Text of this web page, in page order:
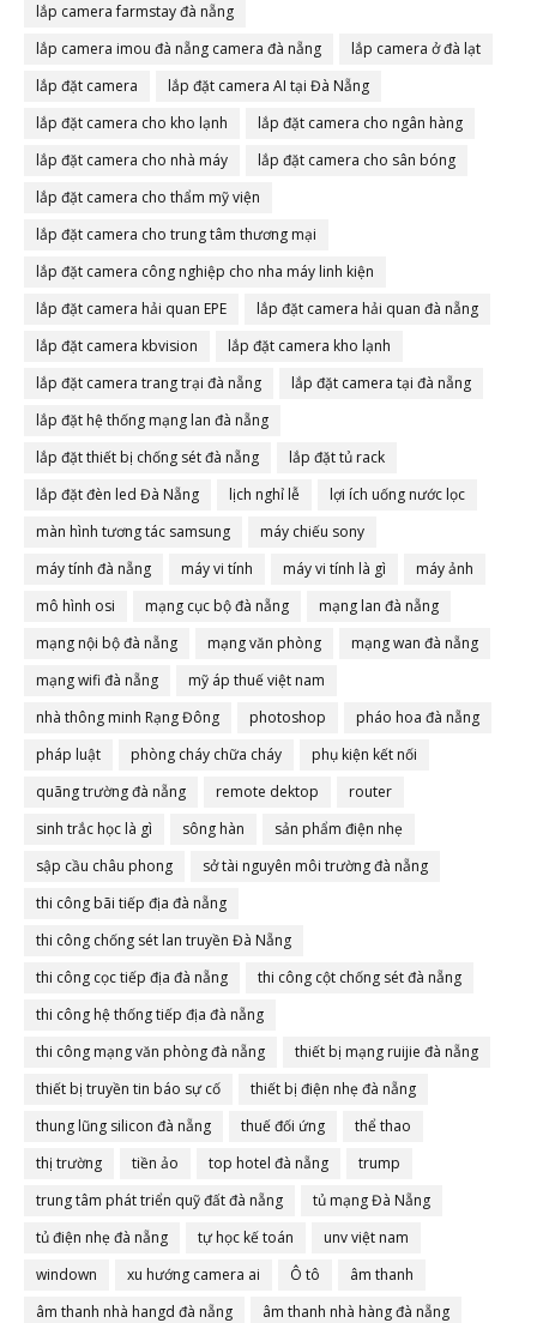
lắp camera farmstay đà nẵng
lắp camera imou đà nẵng camera đà nẵng
lắp camera ở đà lạt
lắp đặt camera
lắp đặt camera AI tại Đà Nẵng
lắp đặt camera cho kho lạnh
lắp đặt camera cho ngân hàng
lắp đặt camera cho nhà máy
lắp đặt camera cho sân bóng
lắp đặt camera cho thẩm mỹ viện
lắp đặt camera cho trung tâm thương mại
lắp đặt camera công nghiệp cho nha máy linh kiện
lắp đặt camera hải quan EPE
lắp đặt camera hải quan đà nẵng
lắp đặt camera kbvision
lắp đặt camera kho lạnh
lắp đặt camera trang trại đà nẵng
lắp đặt camera tại đà nẵng
lắp đặt hệ thống mạng lan đà nẵng
lắp đặt thiết bị chống sét đà nẵng
lắp đặt tủ rack
lắp đặt đèn led Đà Nẵng
lịch nghỉ lễ
lợi ích uống nước lọc
màn hình tương tác samsung
máy chiếu sony
máy tính đà nẵng
máy vi tính máy vi tính là gì
máy ảnh
mô hình osi
mạng cục bộ đà nẵng
mạng lan đà nẵng
mạng nội bộ đà nẵng
mạng văn phòng
mạng wan đà nẵng
mạng wifi đà nẵng
mỹ áp thuế việt nam
nhà thông minh Rạng Đông
photoshop
pháo hoa đà nẵng
pháp luật
phòng cháy chữa cháy
phụ kiện kết nối
quãng trường đà nẵng
remote dektop
router
sinh trắc học là gì
sông hàn
sản phẩm điện nhẹ
sập cầu châu phong
sở tài nguyên môi trường đà nẵng
thi công bãi tiếp địa đà nẵng
thi công chống sét lan truyền Đà Nẵng
thi công cọc tiếp địa đà nẵng
thi công cột chống sét đà nẵng
thi công hệ thống tiếp địa đà nẵng
thi công mạng văn phòng đà nẵng
thiết bị mạng ruijie đà nẵng
thiết bị truyền tin báo sự cố
thiết bị điện nhẹ đà nẵng
thung lũng silicon đà nẵng
thuế đối ứng
thể thao
thị trường
tiền ảo top hotel đà nẵng
trump
trung tâm phát triển quỹ đất đà nẵng
tủ mạng Đà Nẵng
tủ điện nhẹ đà nẵng
tự học kế toán
unv việt nam
windown
xu hướng camera ai Ô tô
âm thanh
âm thanh nhà hangd đà nẵng
âm thanh nhà hàng đà nẵng